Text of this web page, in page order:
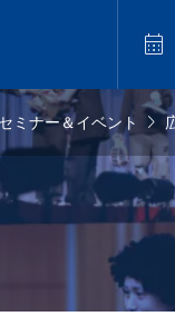

セミ
セミナー＆イベント 